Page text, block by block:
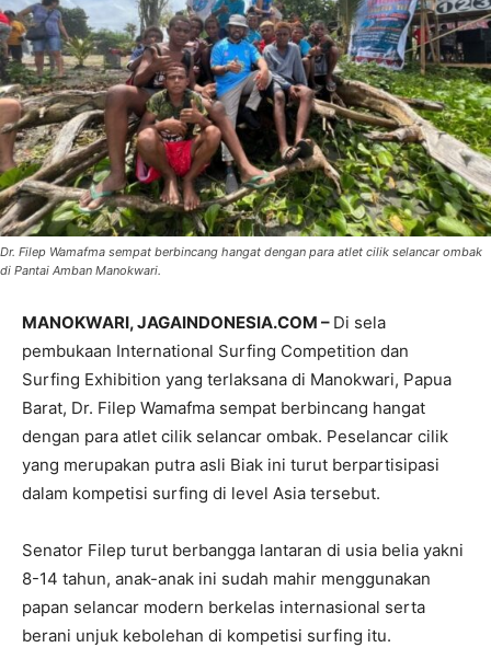
Dr. Filep Wamafma sempat berbincang hangat dengan para atlet cilik selancar ombak
di Pantai Amban Manokwari.
MANOKWARI, JAGAINDONESIA.COM – Di sela
pembukaan International Surfing Competition dan
Surfing Exhibition yang terlaksana di Manokwari, Papua
Barat, Dr. Filep Wamafma sempat berbincang hangat
dengan para atlet cilik selancar ombak. Peselancar cilik
yang merupakan putra asli Biak ini turut berpartisipasi
dalam kompetisi surfing di level Asia tersebut.
Senator Filep turut berbangga lantaran di usia belia yakni
8-14 tahun, anak-anak ini sudah mahir menggunakan
papan selancar modern berkelas internasional serta
berani unjuk kebolehan di kompetisi surfing itu.